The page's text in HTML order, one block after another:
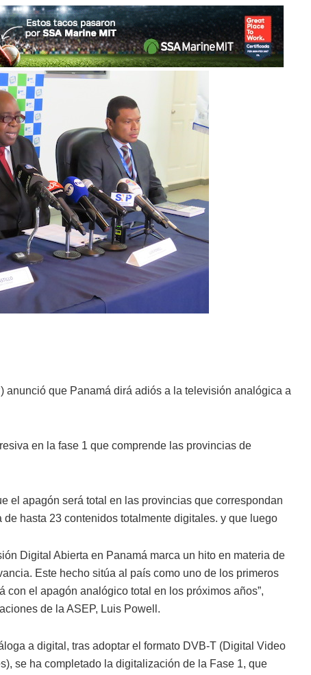
anunció que Panamá dirá adiós a la televisión analógica a
en la fase 1 que comprende las provincias de
el apagón será total en las provincias que correspondan
hasta 23 contenidos totalmente digitales. y que luego
Digital Abierta en Panamá marca un hito en materia de
Este hecho sitúa al país como uno de los primeros
con el apagón analógico total en los próximos años”,
de la ASEP, Luis Powell.
a digital, tras adoptar el formato DVB-T (Digital Video
se ha completado la digitalización de la Fase 1, que